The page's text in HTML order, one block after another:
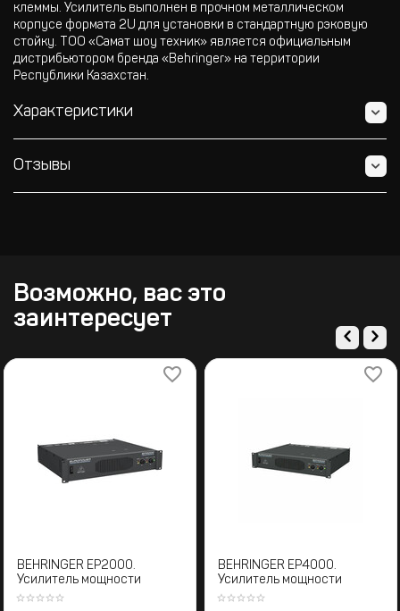
клеммы. Усилитель выполнен в прочном металлическом
корпусе формата 2U для установки в стандартную рэковую
стойку. ТОО «Самат шоу техник» является официальным
дистрибьютором бренда «Behringer» на территории
Республики Казахстан.
Характеристики
Отзывы
Возможно, вас это
заинтересует
BEHRINGER EP2000.
Усилитель мощности
BEHRINGER EP4000.
Усилитель мощности